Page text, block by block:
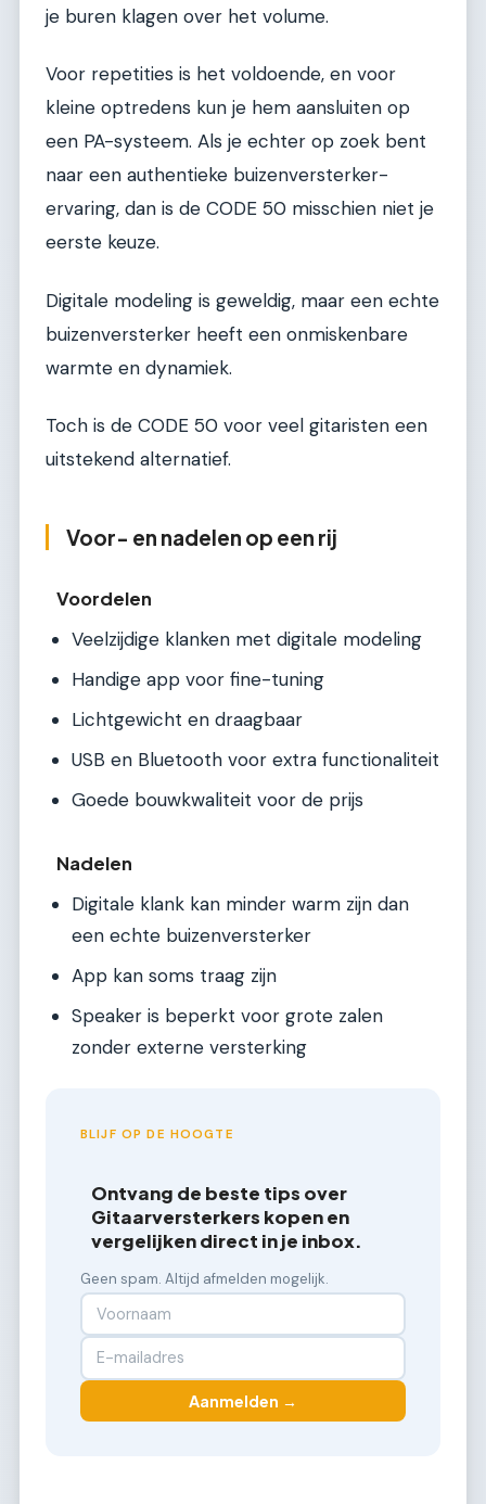
je buren klagen over het volume.
Voor repetities is het voldoende, en voor
kleine optredens kun je hem aansluiten op
een PA-systeem. Als je echter op zoek bent
naar een authentieke buizenversterker-
ervaring, dan is de CODE 50 misschien niet je
eerste keuze.
Digitale modeling is geweldig, maar een echte
buizenversterker heeft een onmiskenbare
warmte en dynamiek.
Toch is de CODE 50 voor veel gitaristen een
uitstekend alternatief.
Voor- en nadelen op een rij
Voordelen
Veelzijdige klanken met digitale modeling
Handige app voor fine-tuning
Lichtgewicht en draagbaar
USB en Bluetooth voor extra functionaliteit
Goede bouwkwaliteit voor de prijs
Nadelen
Digitale klank kan minder warm zijn dan
een echte buizenversterker
App kan soms traag zijn
Speaker is beperkt voor grote zalen
zonder externe versterking
BLIJF OP DE HOOGTE
Ontvang de beste tips over
Gitaarversterkers kopen en
vergelijken direct in je inbox.
Geen spam. Altijd afmelden mogelijk.
Aanmelden →